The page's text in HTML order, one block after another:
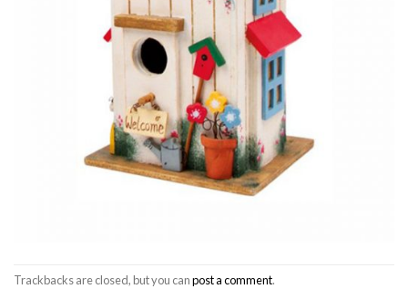
Trackbacks are closed, but you canpost a comment.